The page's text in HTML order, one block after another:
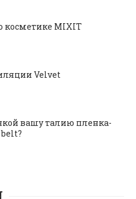
косметике MIXIT
Velvet
вашу талию пленка-
belt?